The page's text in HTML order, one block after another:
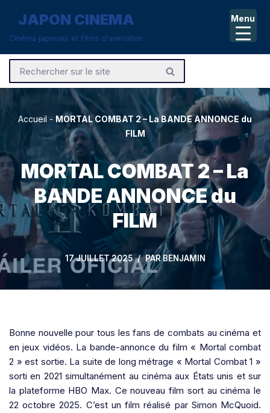
Aller
contenu
JAPON CINEMA
Cinéma japonais et Films d'animation
Accueil - MORTAL COMBAT 2 – La BANDE ANNONCE du
FILM
MORTAL COMBAT 2 – La
BANDE ANNONCE du
FILM
17 JUILLET 2025 PARBENJAMIN
Bonne nouvelle pour tous les fans de combats au cinéma et
en jeux vidéos. La bande-annonce du film « Mortal combat
2 » est sortie. La suite de long métrage « Mortal Combat 1 »
sorti en 2021 simultanément au cinéma aux États unis et sur
la plateforme HBO Max. Ce nouveau film sort au cinéma le
22 octobre 2025. C’est un film réalisé par Simon McQuoid.
Menu